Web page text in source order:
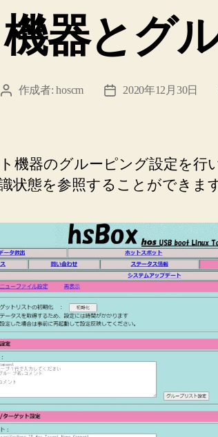
リ
ー
器とグ
投 作成者:hoscm
投
2020年12月30日
機器のグルーピング設定を行
状態を参照することができます